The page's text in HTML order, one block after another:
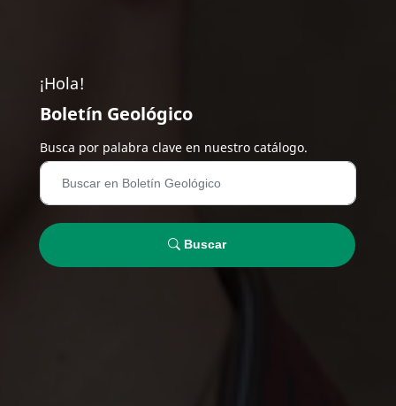
¡Hola!
Boletín Geológico
Busca por palabra clave en nuestro catálogo.
Buscar